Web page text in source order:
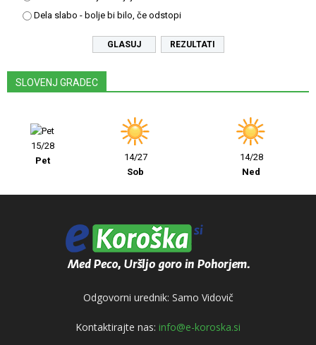
Dela slabo - bolje bi bilo, če odstopi
REZULTATI
SLOVENJ GRADEC
15/28
Pet
14/27
Sob
14/28
Ned
Odgovorni urednik: Samo Vidovič
Kontaktirajte nas: info@e-koroska.si